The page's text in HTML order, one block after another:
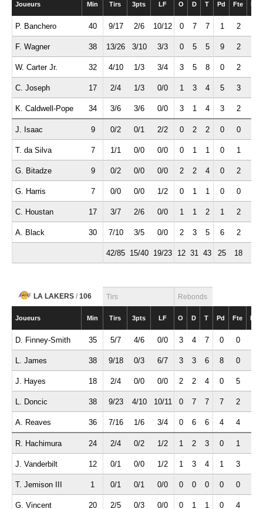
Joueurs Min Tirs 3pts LF O D T Pd Fte
P. Banchero 40 9/17 2/6 10/12 0 7 7 1 2
F. Wagner 38 13/26 3/10 3/3 0 5 5 9 2
W. Carter Jr. 32 4/10 1/3 3/4 3 5 8 0 2
C. Joseph 17 2/4 1/3 0/0 1 3 4 5 3
K. Caldwell-Pope 34 3/6 3/6 0/0 3 1 4 3 2
J. Isaac 9 0/2 0/1 2/2 0 2 2 0 0
T. da Silva 7 1/1 0/0 0/0 0 1 1 0 1
G. Bitadze 9 0/2 0/0 0/0 2 2 4 0 2
G. Harris 7 0/0 0/0 1/2 0 1 1 0 0
C. Houstan 17 3/7 2/6 0/0 1 1 2 1 2
A. Black 30 7/10 3/5 0/0 2 3 5 6 2
42/85 15/40 19/23 12 31 43 25 18
LA LAKERS / 106 Tirs Rebonds
Joueurs Min Tirs 3pts LF O D T Pd Fte
D. Finney-Smith 35 5/7 4/6 0/0 3 4 7 0 0
L. James 38 9/18 0/3 6/7 3 3 6 8 0
J. Hayes 18 2/4 0/0 0/0 2 2 4 0 5
L. Doncic 38 9/23 4/10 10/11 0 7 7 7 2
A. Reaves 36 7/16 1/6 3/4 0 6 6 4 4
R. Hachimura 24 2/4 0/2 1/2 1 2 3 0 1
J. Vanderbilt 12 0/1 0/0 1/2 1 3 4 1 3
T. Jemison III 1 0/1 0/1 0/0 0 0 0 0 0
G. Vincent 20 2/5 0/3 0/0 0 1 1 0 4